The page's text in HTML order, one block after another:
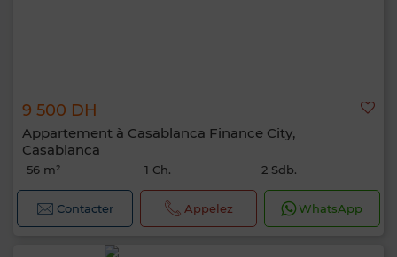
9 500 DH
Appartement à Casablanca Finance City,
Casablanca
56 m² 1 Ch. 2 Sdb.
Contacter Appelez WhatsApp